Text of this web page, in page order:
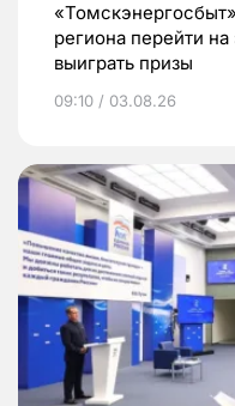
региона перейти
выиграть призы
09:10 / 03.08.26